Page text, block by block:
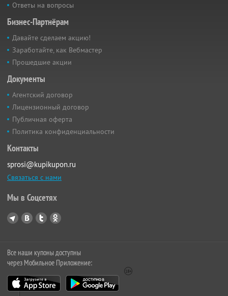
Ответы на вопросы
Бизнес-Партнёрам
Давайте сделаем акцию!
Заработайте, как Вебмастер
Прошедшие акции
Документы
Агентский договор
Лицензионный договор
Публичная оферта
Политика конфиденциальности
Контакты
sprosi@kupikupon.ru
Связаться с нами
Мы в Соцсетях
Все наши купоны доступны
через Мобильное Приложение: